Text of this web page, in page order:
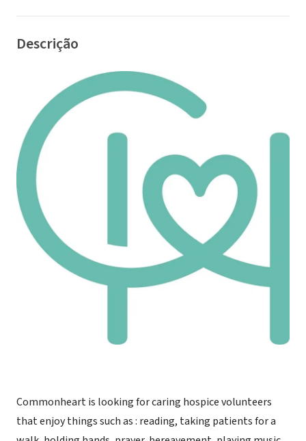
Descrição
Commonheart is looking for caring hospice volunteers
that enjoy things such as : reading, taking patients for a